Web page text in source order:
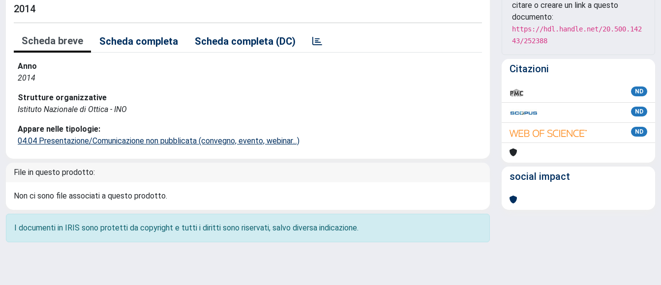
2014
Scheda breve Scheda completa Scheda completa (DC)
Anno
2014
Strutture organizzative
Istituto Nazionale di Ottica - INO
Appare nelle tipologie:
04.04 Presentazione/Comunicazione non pubblicata (convegno, evento, webinar...)
File in questo prodotto:
Non ci sono file associati a questo prodotto.
I documenti in IRIS sono protetti da copyright e tutti i diritti sono riservati, salvo diversa indicazione.
citare o creare un link a questo
documento:
https://hdl.handle.net/20.500.142
43/252388
Citazioni
ND
ND
ND
social impact